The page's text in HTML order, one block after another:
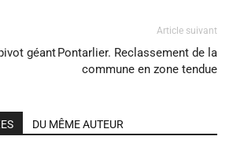
géant
Article suivant
Pontarlier. Reclassement de la
commune en zone tendue
DU MÊME AUTEUR